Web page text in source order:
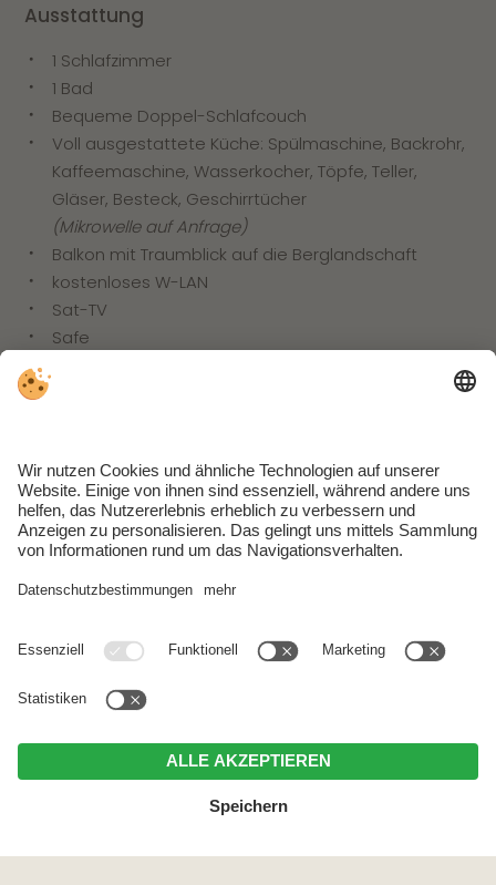
Ausstattung
1 Schlafzimmer
1 Bad
Bequeme Doppel-Schlafcouch
Voll ausgestattete Küche: Spülmaschine, Backrohr,
Kaffeemaschine, Wasserkocher, Töpfe, Teller,
Gläser, Besteck, Geschirrtücher
(Mikrowelle auf Anfrage)
Balkon mit Traumblick auf die Berglandschaft
kostenloses W-LAN
Sat-TV
Safe
Inklusivleistungen
Indoor-Pool mit Ausblick auf den Schlern
Badetücher und Saunatücher
Bettwäsche und Handtücher
Bademantel(auf Nachfrage & gegen eine Kaution
von 5,00 €)
Skiraum samt Skischuhtrockner
Liegewiese mit Gartenmöbeln
Endreinigung
Zusatzleistungen (gegen Aufpreis)
Nutzung von Waschmaschine und Trockner
Brötchenservice